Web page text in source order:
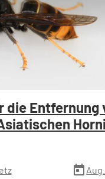
die Entfernung
today